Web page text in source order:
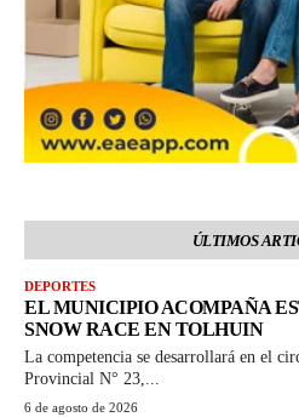
ÚLTIMOS
DEPORTES
EL MUNICIPIO ACOMPAÑA
SNOW RACE EN TOLHUIN
La competencia se desarrollará en el
Provincial N° 23,...
6 de agosto de 2026